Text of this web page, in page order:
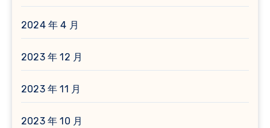
2024 年 4 月
2023 年 12 月
2023 年 11 月
2023 年 10 月